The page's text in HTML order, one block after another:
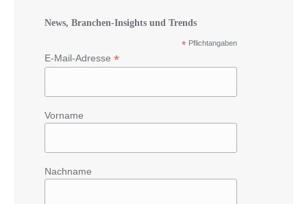
News, Branchen-Insights und Trends
* Pflichtangaben
E-Mail-Adresse *
Vorname
Nachname